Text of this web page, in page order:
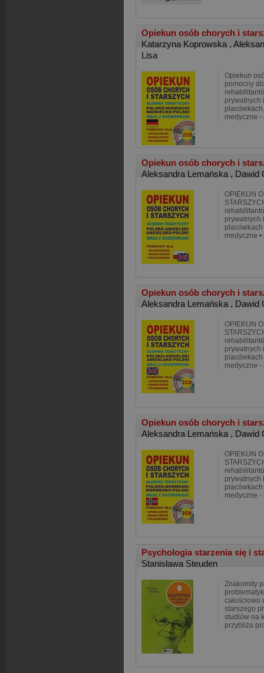
Opiekun osób chorych i
Katarzyna Koprowska ,
Lisa
Opiekun
pomocny
prywatnych
medyczne -
Opiekun osób chorych i
Aleksandra Lemańska , Dawid
OPIEKUN
prywatnych
placówkach
medyczne
Opiekun osób chorych i
Aleksandra Lemańska , Dawid
OPIEKUN
prywatnych
placówkach
medyczne -
Opiekun osób chorych i
Aleksandra Lemańska , Dawid
OPIEKUN
prywatnych
placówkach
medyczne -
Psychologia starzenia się i
Stanisława Steuden
Znakomity
całościowo
starszego
studiów na
przybliża